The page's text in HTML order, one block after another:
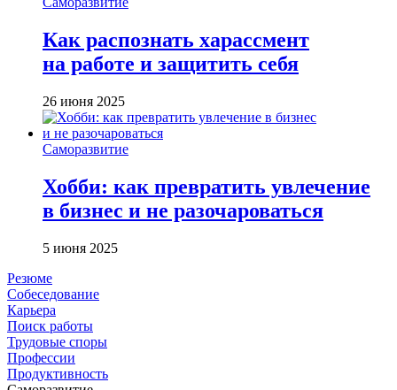
Как распознать харассмент
на работе и защитить себя
26 июня 2025
Саморазвитие
Хобби: как превратить увлечение
в бизнес и не разочароваться
5 июня 2025
Резюме
Собеседование
Карьера
Поиск работы
Трудовые споры
Профессии
Продуктивность